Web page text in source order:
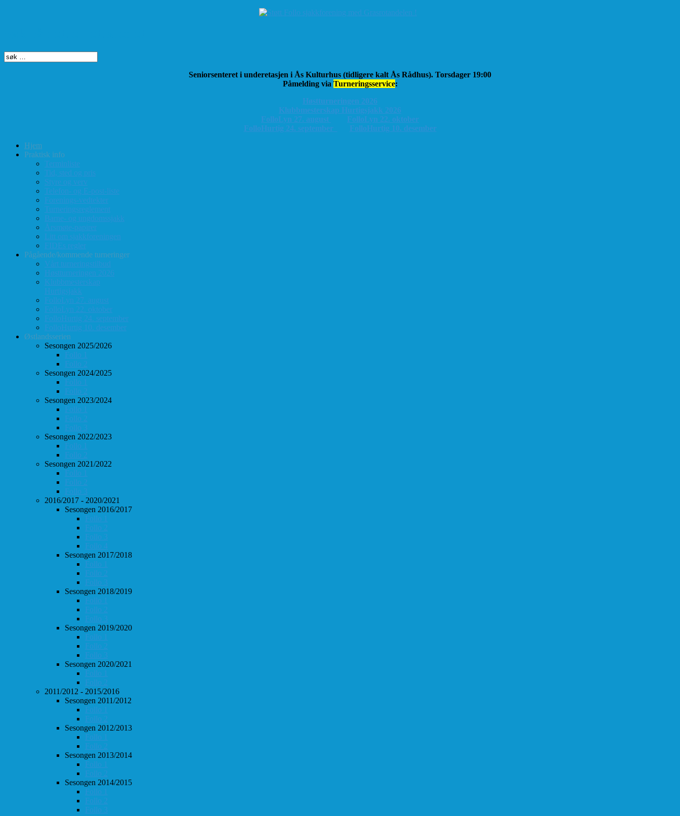
Seniorsenteret i underetasjen i Ås Kulturhus (tidligere kalt Ås Rådhus). Torsdager 19:00
Påmelding via Turneringsservice:
Høstturneringen 2026
Klubbmesterskap Hurtigsjakk 2026
FolloLyn 27. august
FolloLyn 22. oktober
FolloHurtig 24. september
FolloHurtig 10. desember
Hjem
Praktisk info
Terminliste
Tid, sted og pris
Styre og verv
Telefon- og E-post-liste
Forenings-vedtekter
Turneringsreglement
Barne- og ungdomssjakk
Årsmøte-papirer
Litt om sjakkforeningen
FIDEs regler
Pågående/kommende turneringer
Vårt turneringstilbud
Høstturneringen 2026
Klubbmesterskap
Hurtigsjakk
FolloLyn 27. august
FolloLyn 22. oktober
FolloHurtig 24. september
FolloHurtig 10. desember
Østlandsserien
Sesongen 2025/2026
Follo 1
Follo 2
Sesongen 2024/2025
Follo 1
Follo 2
Sesongen 2023/2024
Follo 1
Follo 2
Follo 3
Sesongen 2022/2023
Follo 1
Follo 2
Sesongen 2021/2022
Follo 1
Follo 2
Follo 3
2016/2017 - 2020/2021
Sesongen 2016/2017
Follo 1
Follo 2
Follo 3
Follo 4
Sesongen 2017/2018
Follo 1
Follo 2
Follo 3
Sesongen 2018/2019
Follo 1
Follo 2
Follo 3
Sesongen 2019/2020
Follo 1
Follo 2
Follo 3
Sesongen 2020/2021
Follo 1
Follo 2
2011/2012 - 2015/2016
Sesongen 2011/2012
Follo 1
Follo 2
Sesongen 2012/2013
Follo 1
Follo 2
Sesongen 2013/2014
Follo 1
Follo 2
Sesongen 2014/2015
Follo 1
Follo 2
Follo 3